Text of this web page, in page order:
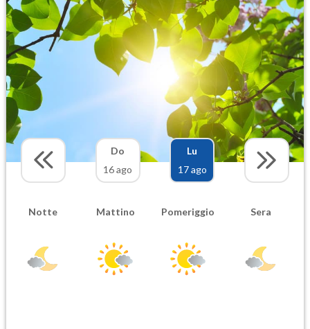
Do
16 ago
Lu
17 ago
Notte Mattino Pomeriggio Sera